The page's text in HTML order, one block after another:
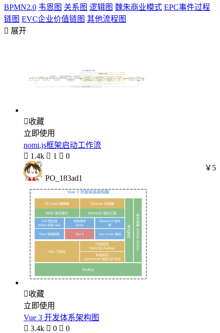
BPMN2.0 韦恩图 关系图 逻辑图 魏朱商业模式 EPC事件过程
链图 EVC企业价值链图 其他流程图
 展开
收藏
立即使用
nomi.js框架启动工作流
 1.4k  1  0
PO_183ad1
￥5
收藏
立即使用
Vue 3 开发体系架构图
 3.4k  0  0